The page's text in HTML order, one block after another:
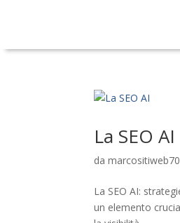
La SEO AI
damarcositiweb70
La SEO AI:
un elemento